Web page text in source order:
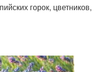
горок, цветников,